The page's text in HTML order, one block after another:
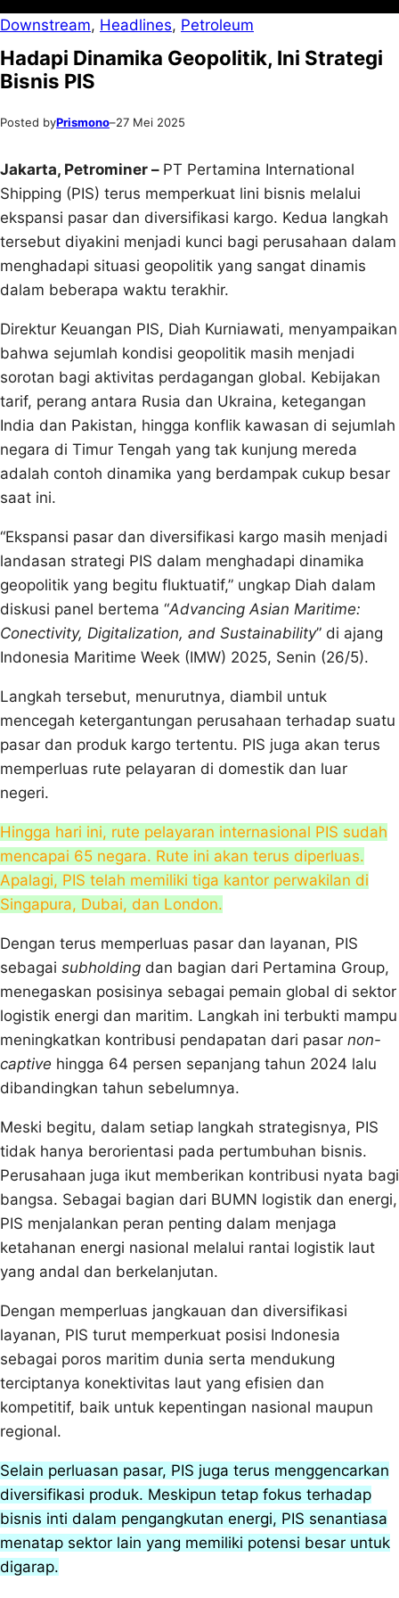
Downstream, Headlines, Petroleum
Hadapi Dinamika Geopolitik, Ini Strategi
Bisnis PIS
Posted byPrismono–27 Mei 2025
Jakarta, Petrominer – PT Pertamina International
Shipping (PIS) terus memperkuat lini bisnis melalui
ekspansi pasar dan diversifikasi kargo. Kedua langkah
tersebut diyakini menjadi kunci bagi perusahaan dalam
menghadapi situasi geopolitik yang sangat dinamis
dalam beberapa waktu terakhir.
Direktur Keuangan PIS, Diah Kurniawati, menyampaikan
bahwa sejumlah kondisi geopolitik masih menjadi
sorotan bagi aktivitas perdagangan global. Kebijakan
tarif, perang antara Rusia dan Ukraina, ketegangan
India dan Pakistan, hingga konflik kawasan di sejumlah
negara di Timur Tengah yang tak kunjung mereda
adalah contoh dinamika yang berdampak cukup besar
saat ini.
“Ekspansi pasar dan diversifikasi kargo masih menjadi
landasan strategi PIS dalam menghadapi dinamika
geopolitik yang begitu fluktuatif,” ungkap Diah dalam
diskusi panel bertema “Advancing Asian Maritime:
Conectivity, Digitalization, and Sustainability” di ajang
Indonesia Maritime Week (IMW) 2025, Senin (26/5).
Langkah tersebut, menurutnya, diambil untuk
mencegah ketergantungan perusahaan terhadap suatu
pasar dan produk kargo tertentu. PIS juga akan terus
memperluas rute pelayaran di domestik dan luar
negeri.
Hingga hari ini, rute pelayaran internasional PIS sudah
mencapai 65 negara. Rute ini akan terus diperluas.
Apalagi, PIS telah memiliki tiga kantor perwakilan di
Singapura, Dubai, dan London.
Dengan terus memperluas pasar dan layanan, PIS
sebagai subholding dan bagian dari Pertamina Group,
menegaskan posisinya sebagai pemain global di sektor
logistik energi dan maritim. Langkah ini terbukti mampu
meningkatkan kontribusi pendapatan dari pasar non-
captive hingga 64 persen sepanjang tahun 2024 lalu
dibandingkan tahun sebelumnya.
Meski begitu, dalam setiap langkah strategisnya, PIS
tidak hanya berorientasi pada pertumbuhan bisnis.
Perusahaan juga ikut memberikan kontribusi nyata bagi
bangsa. Sebagai bagian dari BUMN logistik dan energi,
PIS menjalankan peran penting dalam menjaga
ketahanan energi nasional melalui rantai logistik laut
yang andal dan berkelanjutan.
Dengan memperluas jangkauan dan diversifikasi
layanan, PIS turut memperkuat posisi Indonesia
sebagai poros maritim dunia serta mendukung
terciptanya konektivitas laut yang efisien dan
kompetitif, baik untuk kepentingan nasional maupun
regional.
Selain perluasan pasar, PIS juga terus menggencarkan
diversifikasi produk. Meskipun tetap fokus terhadap
bisnis inti dalam pengangkutan energi, PIS senantiasa
menatap sektor lain yang memiliki potensi besar untuk
digarap.